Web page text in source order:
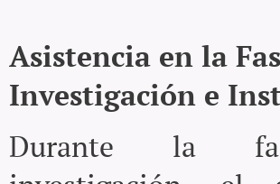
Asistencia en la
Investigación e
Durante la